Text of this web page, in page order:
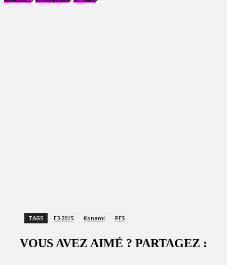
TAGS E3 2015 Konami PES
VOUS AVEZ AIMÉ ? PARTAGEZ :